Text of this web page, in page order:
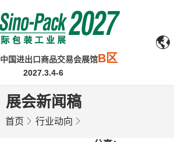
中国进出口商品交易会展馆B区
2027.3.4-6
展会新闻稿
首页 行业动向